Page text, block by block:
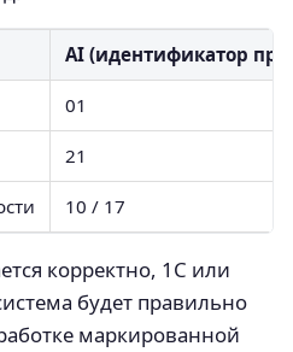
AI (идентификатор
01
21
10 / 17
корректно, 1С или
будет правильно
маркированной